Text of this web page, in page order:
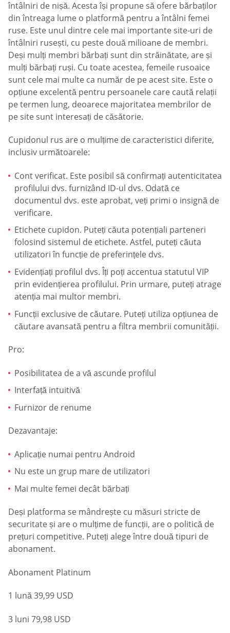
întâlniri de nișă. Acesta își propune să ofere bărbaților
din întreaga lume o platformă pentru a întâlni femei
ruse. Este unul dintre cele mai importante site-uri de
întâlniri rusești, cu peste două milioane de membri.
Deși mulți membri bărbați sunt din străinătate, are și
mulți bărbați ruși. Cu toate acestea, femeile rusoaice
sunt cele mai multe ca număr de pe acest site. Este o
opțiune excelentă pentru persoanele care caută relații
pe termen lung, deoarece majoritatea membrilor de
pe site sunt interesați de căsătorie.
Cupidonul rus are o mulțime de caracteristici diferite,
inclusiv următoarele:
Cont verificat. Este posibil să confirmați autenticitatea
profilului dvs. furnizând ID-ul dvs. Odată ce
documentul dvs. este aprobat, veți primi o insignă de
verificare.
Etichete cupidon. Puteți căuta potențiali parteneri
folosind sistemul de etichete. Astfel, puteți căuta
utilizatori în funcție de preferințele dvs.
Evidențiați profilul dvs. Îți poți accentua statutul VIP
prin evidențierea profilului. Prin urmare, puteți atrage
atenția mai multor membri.
Funcții exclusive de căutare. Puteți utiliza opțiunea de
căutare avansată pentru a filtra membrii comunității.
Pro:
Posibilitatea de a vă ascunde profilul
Interfață intuitivă
Furnizor de renume
Dezavantaje:
Aplicație numai pentru Android
Nu este un grup mare de utilizatori
Mai multe femei decât bărbați
Deși platforma se mândrește cu măsuri stricte de
securitate și are o mulțime de funcții, are o politică de
prețuri competitive. Puteți alege între două tipuri de
abonament.
Abonament Platinum
1 lună 39,99 USD
3 luni 79,98 USD